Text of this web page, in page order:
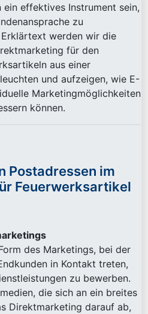
ein effektives Instrument sein,
zu
werden wir die
für den
aus einer
und aufzeigen, wie E-
Marketingmöglichkeiten
können.
Postadressen im
Feuerwerksartikel
des Marketings, bei der
in Kontakt treten,
zu bewerben.
die sich an ein breites
Direktmarketing darauf ab,